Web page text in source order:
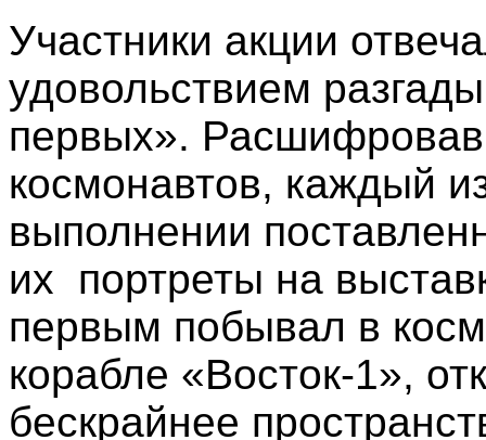
Участники акции
удовольствием
первых».
космонавтов, каждый
выполнении
их портреты на
первым побывал в
корабле «Восток-1»,
бескрайнее